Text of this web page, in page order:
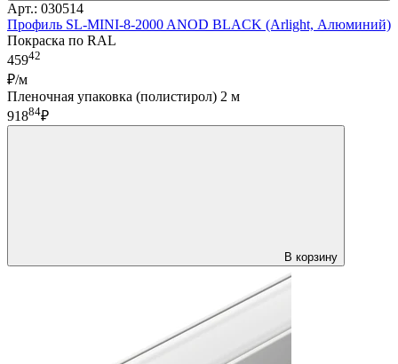
Арт.: 030514
Профиль SL-MINI-8-2000 ANOD BLACK (Arlight, Алюминий)
Покраска по RAL
45942
₽/м
Пленочная упаковка (полистирол) 2 м
91884₽
В корзину